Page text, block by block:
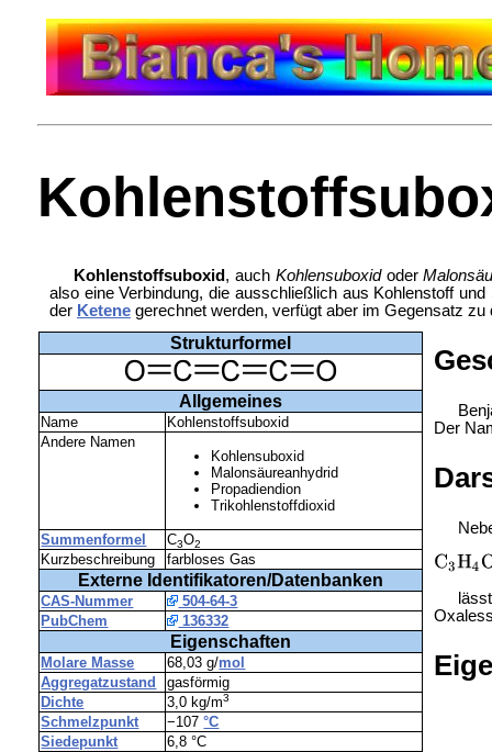
Kohlenstoffsuboxid , auch Kohlensuboxidoder
also eine Verbindung, die ausschließlich aus Kohlenstoff
der Ketenegerechnet werden, verfügt aber im Gegensatz
Strukturformel
Allgemeines
Name
Kohlenstoffsuboxid
Andere Namen
Kohlensuboxid
Malonsäureanhydrid
Propadiendion
Trikohlenstoffdioxid
Summenformel C3O2
Kurzbeschreibung farbloses Gas
Externe Identifikatoren/Datenbanken
CAS-Nummer
504-64-3
PubChem
136332
Eigenschaften
Molare Masse 68,03 g/mol
Aggregatzustand
gasförmig
Dichte
3,0 kg/m3
Schmelzpunkt −107°C
Siedepunkt
6,8 °C
Der